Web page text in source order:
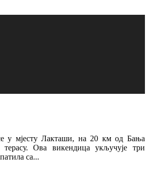
у мјесту Лакташи, на 20 км од Бања
Ова викендица укључује три
са...